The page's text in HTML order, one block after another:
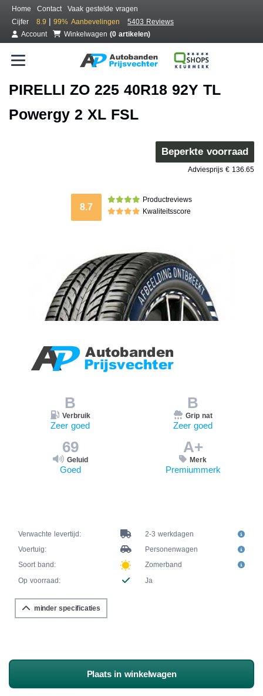
Home Contact
Vaak gestelde vragen
Cijfer
8.9 | 99% Aanbevelingen
5403 Reviews
Account
Winkelwagen (0 artikelen)
PIRELLI ZO 225 40R18 92Y TL
Powergy 2 XL FSL
Beperkte voorraad
Adviesprijs € 136.65
8.7
Productreviews
Kwaliteitsscore
B
Verbruik
Zeer goed
B
Grip nat
Zeer goed
69
Geluid
Goed
A+
Merk
Premiummerk
Verwachte levertijd:
2-3 werkdagen
Voertuig:
Personenwagen
Soort band:
Zomerband
Op voorraad:
Ja
minder specificaties
Plaats in winkelwagen